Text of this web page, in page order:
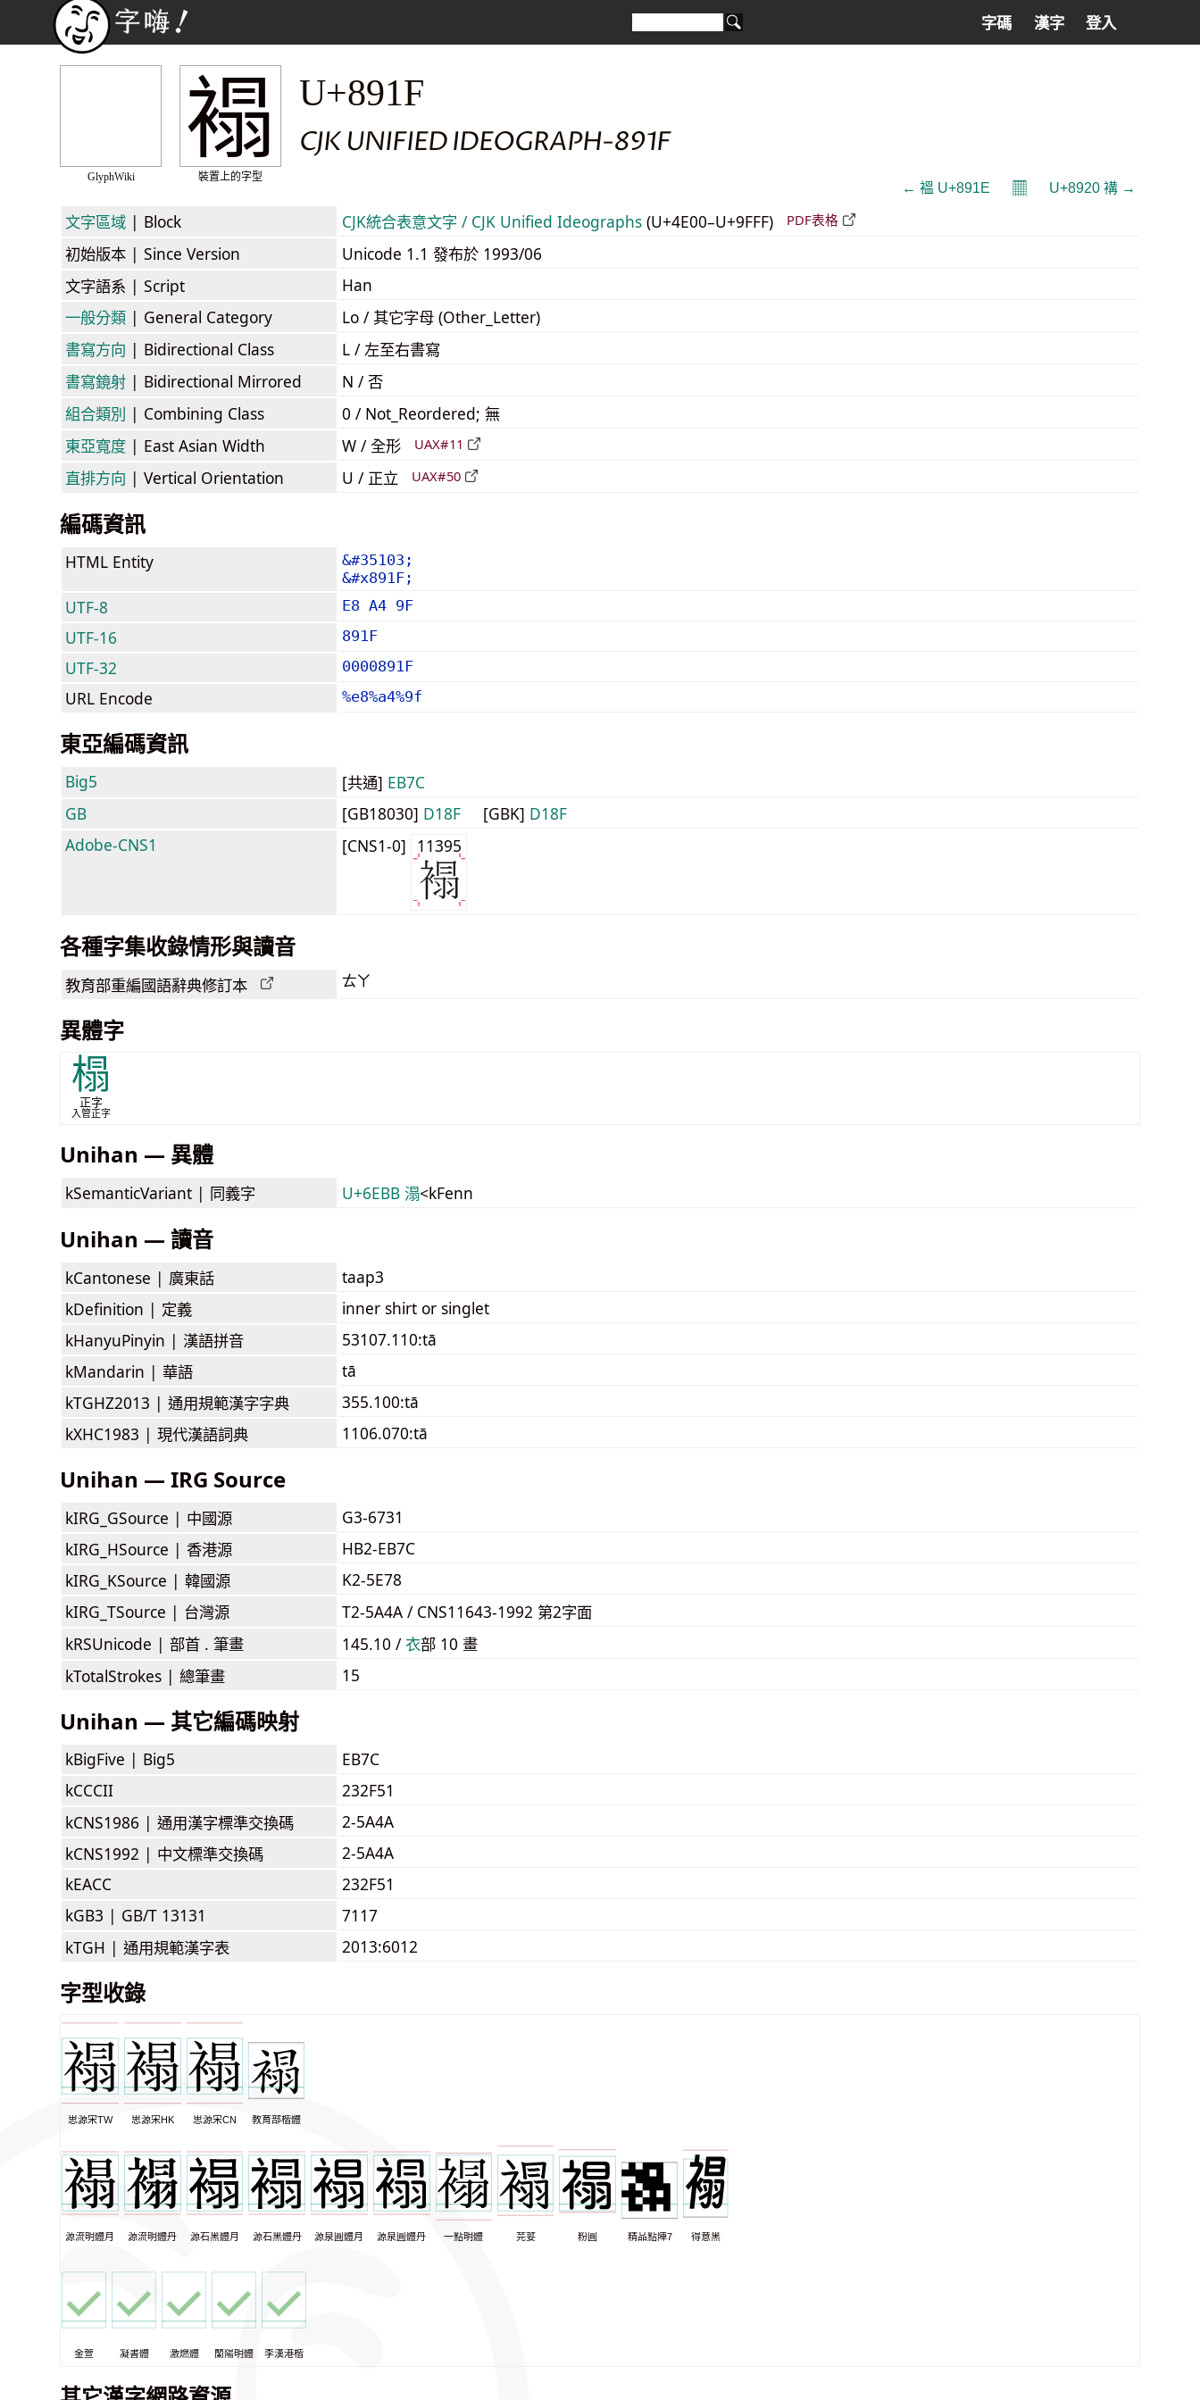
字碼 漢字 登入
GlyphWiki
褟
裝置上的字型
U+891F
CJK UNIFIED IDEOGRAPH-891F
← 褞 U+891E 𝄜 U+8920 褠 →
文字區域 | Block CJK統合表意文字 / CJK Unified Ideographs (U+4E00–U+9FFF) PDF表格
初始版本 | Since Version
Unicode 1.1 發布於 1993/06
文字語系 | Script
Han
一般分類 | General Category
Lo / 其它字母 (Other_Letter)
書寫方向 | Bidirectional Class
L / 左至右書寫
書寫鏡射 | Bidirectional Mirrored
N / 否
組合類別 | Combining Class
0 / Not_Reordered; 無
東亞寬度 | East Asian Width W / 全形 UAX#11
直排方向 | Vertical Orientation U / 正立 UAX#50
編碼資訊
HTML Entity
&#35103;
&#x891F;
UTF-8 E8 A4 9F
UTF-16 891F
UTF-32 0000891F
URL Encode %e8%a4%9f
東亞編碼資訊
Big5 [共通] EB7C
GB
[GB18030] D18F [GBK] D18F
Adobe-CNS1
[CNS1-0] 11395
各種字集收錄情形與讀音
教育部重編國語辭典修訂本 ㄊㄚ
異體字
榻
正字
入管正字
Unihan — 異體
kSemanticVariant | 同義字 U+6EBB 溻<kFenn
Unihan — 讀音
kCantonese | 廣東話
taap3
kDefinition | 定義
inner shirt or singlet
kHanyuPinyin | 漢語拼音
53107.110:tā
kMandarin | 華語
tā
kTGHZ2013 | 通用規範漢字字典
355.100:tā
kXHC1983 | 現代漢語詞典 1106.070:tā
Unihan — IRG Source
kIRG_GSource | 中國源
G3-6731
kIRG_HSource | 香港源
HB2-EB7C
kIRG_KSource | 韓國源
K2-5E78
kIRG_TSource | 台灣源
T2-5A4A / CNS11643-1992 第2字面
kRSUnicode | 部首 . 筆畫 145.10 /⾐部 10 畫
kTotalStrokes | 總筆畫 15
Unihan — 其它編碼映射
kBigFive | Big5
EB7C
kCCCII
232F51
kCNS1986 | 通用漢字標準交換碼
2-5A4A
kCNS1992 | 中文標準交換碼
2-5A4A
kEACC
232F51
kGB3 | GB/T 13131
7117
kTGH | 通用規範漢字表 2013:6012
字型收錄
思源宋TW 思源宋HK 思源宋CN 教育部楷體
源流明體月 源流明體丹 源石黑體月 源石黑體丹 源泉圓體月 源泉圓體丹 一點明體 芫荽 粉圓 精品點陣7 得意黑
金萱 凝書體 激燃體 蘭陽明體 李漢港楷